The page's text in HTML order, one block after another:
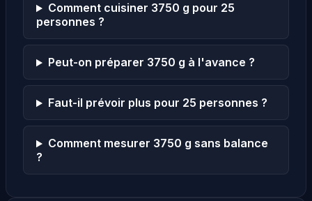
Comment cuisiner 3750 g pour 25
personnes ?
Peut-on préparer 3750 g à l'avance ?
Faut-il prévoir plus pour 25 personnes ?
Comment mesurer 3750 g sans balance
?